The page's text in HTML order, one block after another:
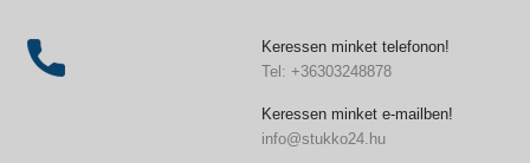
Keressen minket telefonon!
Tel: +36303248878
Keressen minket e-mailben!
info@stukko24.hu